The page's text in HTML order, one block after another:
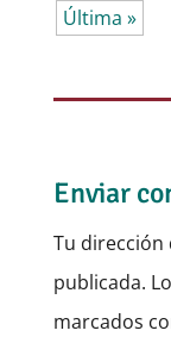
Última »
Enviar
Tu
publicada.
marcados